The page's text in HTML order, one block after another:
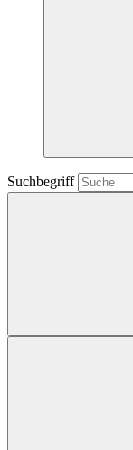
Suchbegriff